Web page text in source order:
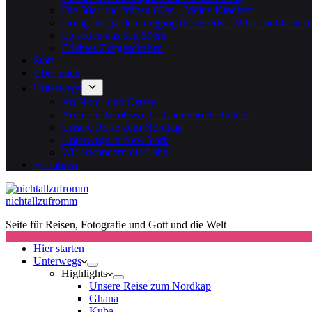
Die 50er und frühen 60er – Meine Kindheit
Doing the garden, digging the weeds – Who could ask
Episoden aus den 50ern
Erlebtes Zeitgeschehen
Start
Über mich
Unterwegs
An Nord- und Ostsee
Auf dem Jakobsweg – Caminho Portugues
Unsere Reise zum Nordkap
Unterwegs in New York
Wir erwandern die Lahn
Vorfahren
nichtallzufromm
Seite für Reisen, Fotografie und Gott und die Welt
Hier starten
Unterwegs
Highlights
Unsere Reise zum Nordkap
Ghana